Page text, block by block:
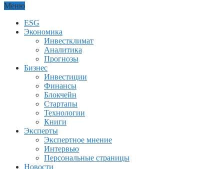
Меню
ESG
Экономика
Инвестклимат
Аналитика
Прогнозы
Бизнес
Инвестиции
Финансы
Блокчейн
Стартапы
Технологии
Книги
Эксперты
Экспертное мнение
Интервью
Персональные страницы
Новости